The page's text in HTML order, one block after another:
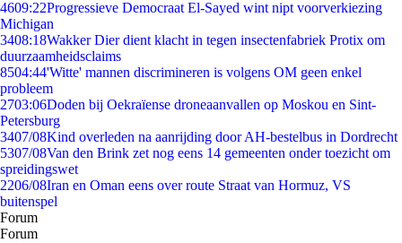
4609:22Progressieve Democraat El-Sayed wint nipt voorverkiezing
Michigan
3408:18Wakker Dier dient klacht in tegen insectenfabriek Protix om
duurzaamheidsclaims
8504:44'Witte' mannen discrimineren is volgens OM geen enkel
probleem
2703:06Doden bij Oekraïense droneaanvallen op Moskou en Sint-
Petersburg
3407/08Kind overleden na aanrijding door AH-bestelbus in Dordrecht
5307/08Van den Brink zet nog eens 14 gemeenten onder toezicht om
spreidingswet
2206/08Iran en Oman eens over route Straat van Hormuz, VS
buitenspel
Forum
Forum